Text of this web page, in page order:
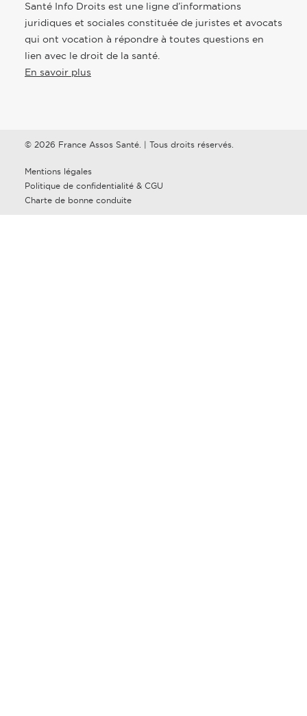
Santé Info Droits est une ligne d’informations
juridiques et sociales constituée de juristes et avocats
qui ont vocation à répondre à toutes questions en
lien avec le droit de la santé.
En savoir plus
© 2026 France Assos Santé. | Tous droits réservés.
Mentions légales
Politique de confidentialité & CGU
Charte de bonne conduite